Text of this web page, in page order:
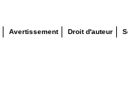
Avertissement Droit d'auteur